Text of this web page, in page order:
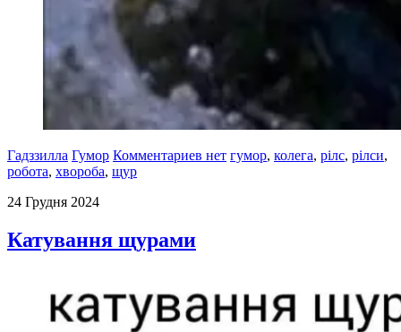
Гадззилла Гумор Комментариев нет гумор, колега, рілс, рілси,
робота, хвороба, щур
24 Грудня 2024
Катування щурами